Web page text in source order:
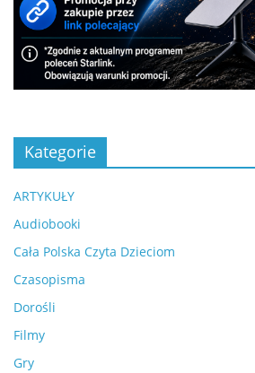
Kategorie
ARTYKUŁY
Audiobooki
Cała Polska Czyta Dzieciom
Czasopisma
Dorośli
Filmy
Gry